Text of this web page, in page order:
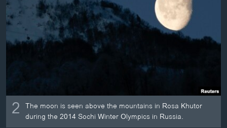
2 The moon is seen above the mountains in Rosa Khutor
during the 2014 Sochi Winter Olympics in Russia.